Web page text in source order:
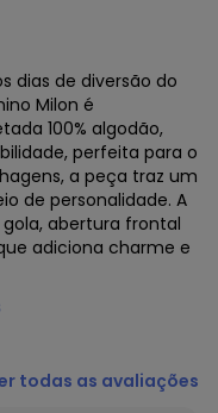
dias de diversão do
Milon é
100% algodão,
perfeita para o
a peça traz um
de personalidade. A
abertura frontal
adiciona charme e
Milon Azul
todas as avaliações